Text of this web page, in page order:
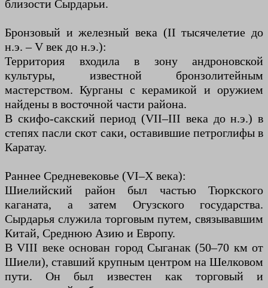
близости Сырдарьи.
Бронзовый и железный века (II тысячелетие до
н.э. – V век до н.э.):
Территория входила в зону андроновской
культуры, известной бронзолитейным
мастерством. Курганы с керамикой и оружием
найдены в восточной части района.
В скифо-сакский период (VII–III века до н.э.) в
степях пасли скот саки, оставившие петроглифы в
Каратау.
Раннее Средневековье (VI–X века):
Шиелийский район был частью Тюркского
каганата, а затем Огузского государства.
Сырдарья служила торговым путем, связывавшим
Китай, Среднюю Азию и Европу.
В VIII веке основан город Сыганак (50–70 км от
Шиели), ставший крупным центром на Шелковом
пути. Он был известен как торговый и